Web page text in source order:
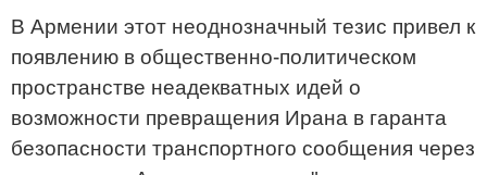
В Армении этот неоднозначный тезис привел к
появлению в общественно-политическом
пространстве неадекватных идей о
возможности превращения Ирана в гаранта
безопасности транспортного сообщения через